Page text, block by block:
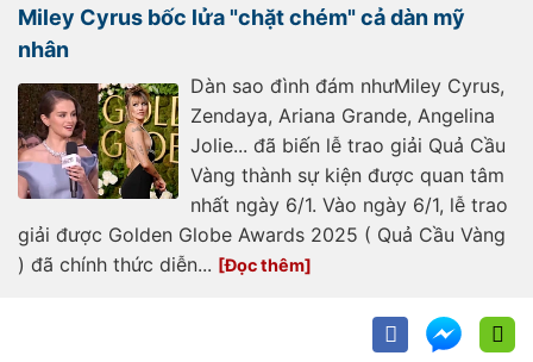
Miley Cyrus bốc lửa "chặt chém" cả dàn mỹ
nhân
Dàn sao đình đám nhưMiley Cyrus,
Zendaya, Ariana Grande, Angelina
Jolie... đã biến lễ trao giải Quả Cầu
Vàng thành sự kiện được quan tâm
nhất ngày 6/1. Vào ngày 6/1, lễ trao
giải được Golden Globe Awards 2025 ( Quả Cầu Vàng
) đã chính thức diễn...